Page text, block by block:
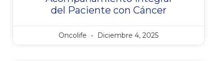
del Paciente con Cáncer
Oncolife Diciembre 4, 2025